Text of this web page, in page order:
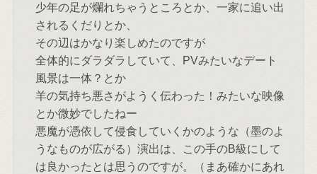
少年の足が爛れちゃうところとか、一家に追い出
されるくだりとか、
その辺はかなり楽しめたのですが
全体的にダラダラしていて、PVみたいなデート
風景は一体？とか
羊の気持ち悪さがようく伝わった！みたいな映像
とか微妙でしたねー
悪魔が憑依して侵食していくかのような（墨のよ
うなものが広がる）演出は、この手のB級にして
は良かったとは思うのですが。（まあ確かにあれ